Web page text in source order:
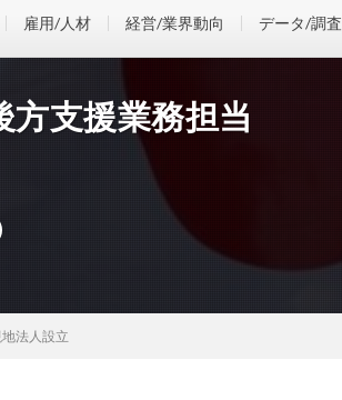
雇用/人材 経営/業界動向 データ/調査
支援業務担当
法人設立